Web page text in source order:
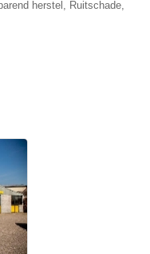
herstel, Ruitschade,